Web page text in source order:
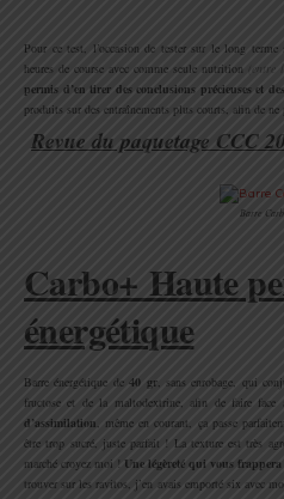
Pour ce test, l’occasion de tester sur le long terme
heures de course avec comme seule nutrition (entre
permis d’en tirer des conclusions précieuses et
produits sur des entraînements plus courts, afin de
Revue du paquetage CCC
Barre
Carbo+ Haute
énergétique
Barre énergétique de40 gr, sans enrobage, qui
fructose et de la maltodextrine, afin de faire face
d’assimilation , même en courant, ça passe
être trop sucré, juste parfait ! La texture est très
marché croyez moi ! Une légèreté qui vous
trouver sur les ravitos, j’en avais emporté six avec